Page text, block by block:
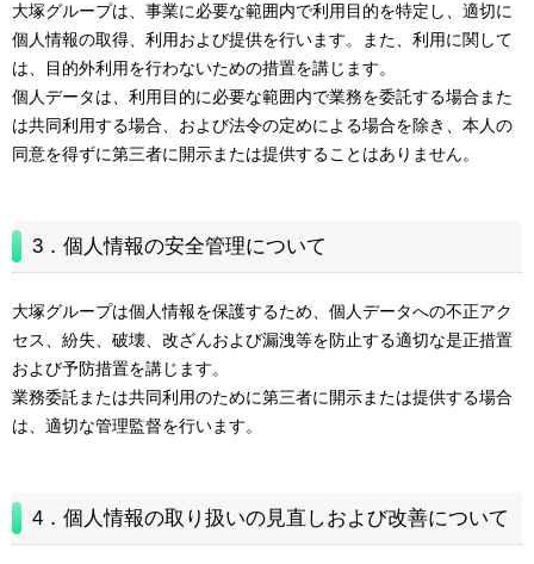
大塚グループは、事業に必要な範囲内で利用目的を特定し、適切に
個人情報の取得、利用および提供を行います。また、利用に関して
は、目的外利用を行わないための措置を講じます。
個人データは、利用目的に必要な範囲内で業務を委託する場合また
は共同利用する場合、および法令の定めによる場合を除き、本人の
同意を得ずに第三者に開示または提供することはありません。
3．個人情報の安全管理について
大塚グループは個人情報を保護するため、個人データへの不正アク
セス、紛失、破壊、改ざんおよび漏洩等を防止する適切な是正措置
および予防措置を講じます。
業務委託または共同利用のために第三者に開示または提供する場合
は、適切な管理監督を行います。
4．個人情報の取り扱いの見直しおよび改善について